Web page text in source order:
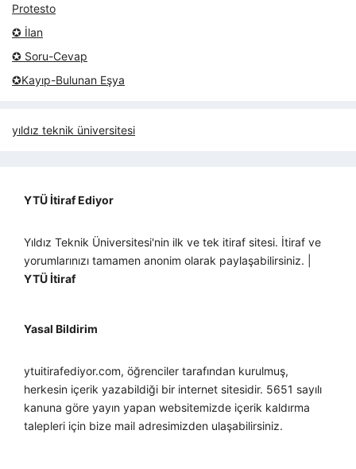
Protesto
✪ İlan
✪ Soru-Cevap
✪Kayıp-Bulunan Eşya
yıldız teknik üniversitesi
YTÜ İtiraf Ediyor
Yıldız Teknik Üniversitesi'nin ilk ve tek itiraf sitesi. İtiraf ve
yorumlarınızı tamamen anonim olarak paylaşabilirsiniz. |
YTÜ İtiraf
Yasal Bildirim
ytuitirafediyor.com, öğrenciler tarafından kurulmuş,
herkesin içerik yazabildiği bir internet sitesidir. 5651 sayılı
kanuna göre yayın yapan websitemizde içerik kaldırma
talepleri için bize mail adresimizden ulaşabilirsiniz.